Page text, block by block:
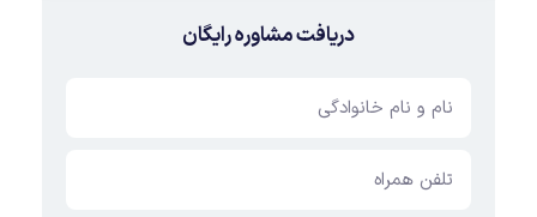
دریافت مشاوره رایگان